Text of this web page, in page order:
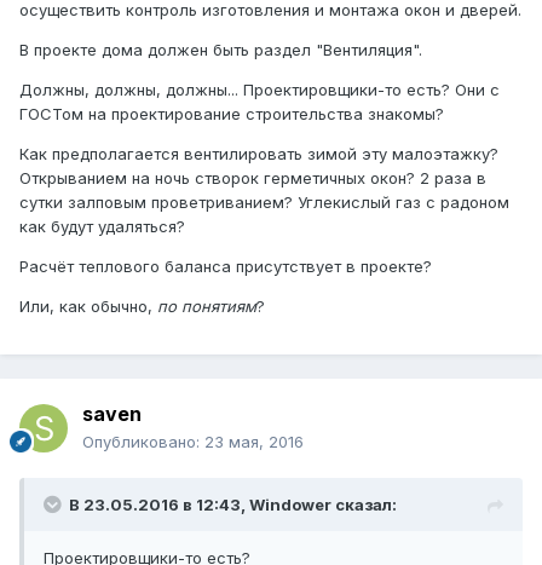
осуществить контроль изготовления и монтажа окон и дверей.
В проекте дома должен быть раздел "Вентиляция".
Должны, должны, должны... Проектировщики-то есть? Они с
ГОСТом на проектирование строительства знакомы?
Как предполагается вентилировать зимой эту малоэтажку?
Открыванием на ночь створок герметичных окон? 2 раза в
сутки залповым проветриванием? Углекислый газ с радоном
как будут удаляться?
Расчёт теплового баланса присутствует в проекте?
Или, как обычно, по понятиям?
saven
Опубликовано: 23 мая, 2016
В 23.05.2016 в 12:43, Windower сказал:
Проектировщики-то есть?